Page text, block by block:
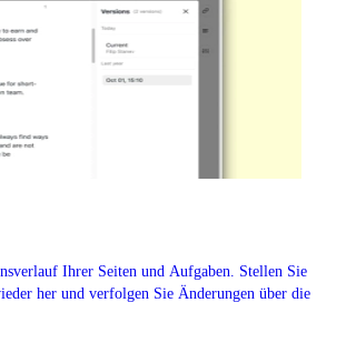
Ihrer Seiten und Aufgaben. Stellen Sie
her und verfolgen Sie Änderungen über die